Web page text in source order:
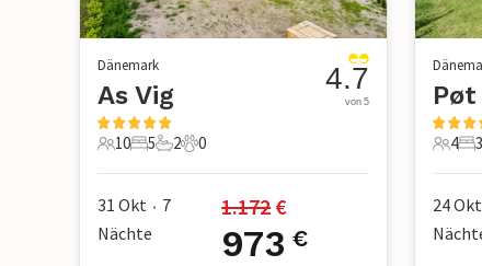
Dänemark
As Vig
10 Gäste
10
5 Schlafzimmer
5
2 Badezimmer
2
0 Haustiere
0
4.7
von 5
31 Okt • 7
Nächte
1.172 €
973 €
4
4
3
3
24 Okt